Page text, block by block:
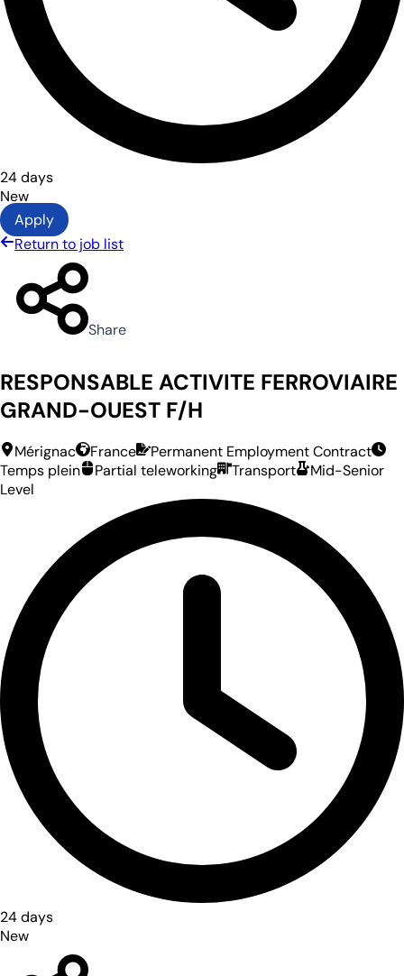
24 days
New
Apply
Return to job list
Share
RESPONSABLE ACTIVITE FERROVIAIRE
GRAND-OUEST F/H
Mérignac France
Permanent Employment Contract
Temps plein
Partial teleworking Transport
Mid-Senior
Level
24 days
New